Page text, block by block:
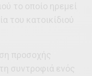
το οποίο ηρεμεί
του κατοικίδιού
προσοχής
συντροφιά ενός